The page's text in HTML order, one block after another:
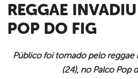
REGGAE INVADIU O PALCO
POP DO FIG
Público foi tomado pelo reggae
(24), no Palco Pop